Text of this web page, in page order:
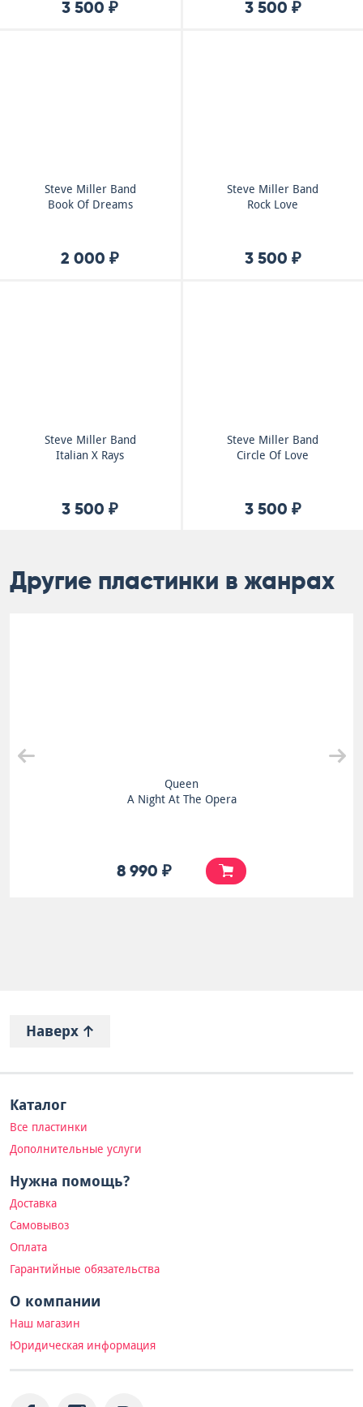
3 500 ₽ 3 500 ₽
Steve Miller Band
Book Of Dreams
2 000 ₽
Steve Miller Band
Rock Love
3 500 ₽
Steve Miller Band
Italian X Rays
3 500 ₽
Steve Miller Band
Circle Of Love
3 500 ₽
Другие пластинки в жанрах
Queen
A Night At The Opera
8 990 ₽
Наверх
Каталог
Все пластинки
Дополнительные услуги
Нужна помощь?
Доставка
Самовывоз
Оплата
Гарантийные обязательства
О компании
Наш магазин
Юридическая информация